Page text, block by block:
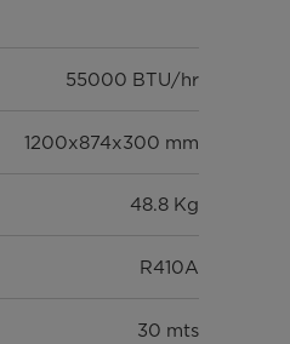
55000 BTU/hr
1200x874x300 mm
48.8 Kg
R410A
30 mts